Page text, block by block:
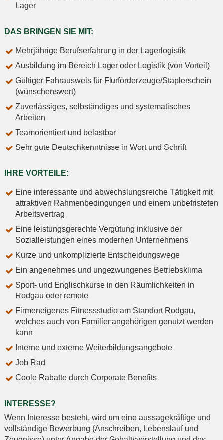
Lager
DAS BRINGEN SIE MIT:
Mehrjährige Berufserfahrung in der Lagerlogistik
Ausbildung im Bereich Lager oder Logistik (von Vorteil)
Gültiger Fahrausweis für Flurförderzeuge/Staplerschein
(wünschenswert)
Zuverlässiges, selbständiges und systematisches
Arbeiten
Teamorientiert und belastbar
Sehr gute Deutschkenntnisse in Wort und Schrift
IHRE VORTEILE:
Eine interessante und abwechslungsreiche Tätigkeit mit
attraktiven Rahmenbedingungen und einem unbefristeten
Arbeitsvertrag
Eine leistungsgerechte Vergütung inklusive der
Sozialleistungen eines modernen Unternehmens
Kurze und unkomplizierte Entscheidungswege
Ein angenehmes und ungezwungenes Betriebsklima
Sport- und Englischkurse in den Räumlichkeiten in
Rodgau oder remote
Firmeneigenes Fitnessstudio am Standort Rodgau,
welches auch von Familienangehörigen genutzt werden
kann
Interne und externe Weiterbildungsangebote
Job Rad
Coole Rabatte durch Corporate Benefits
INTERESSE?
Wenn Interesse besteht, wird um eine aussagekräftige und
vollständige Bewerbung (Anschreiben, Lebenslauf und